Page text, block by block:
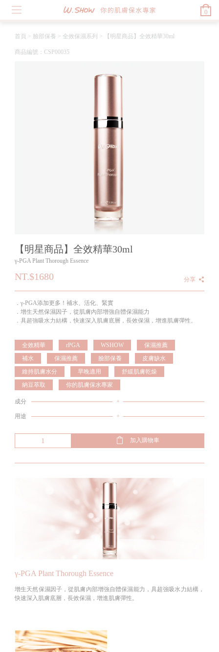
0
首頁 > 臉部保養 > 全效保濕系列 > 【明星商品】全效精華30ml
商品編號：CSP00035
【明星商品】全效精華30ml
γ-PGA Plant Thorough Essence
NT.$1680 分享
．γ-PGA添加更多！補水、活化、緊實
．增生天然保濕因子，從肌膚內部增強自體保濕能力
．具超強吸水力結構，快速深入肌膚底層，長效保濕，增進肌膚彈性。
全效精華 rPGA WSHOW
保濕推薦
補水
保濕推薦 臉部保養
皮膚缺水
維持肌膚水分
早晚適用
舒緩肌膚乾燥
納豆萃取
你的肌膚保水專家
成分 +
用途 +
加入購物車
γ-PGA Plant Thorough Essence
增生天然保濕因子，從肌膚內部增強自體保濕能力，具超強吸水力結構，
快速深入肌膚底層，長效保濕，增進肌膚彈性。